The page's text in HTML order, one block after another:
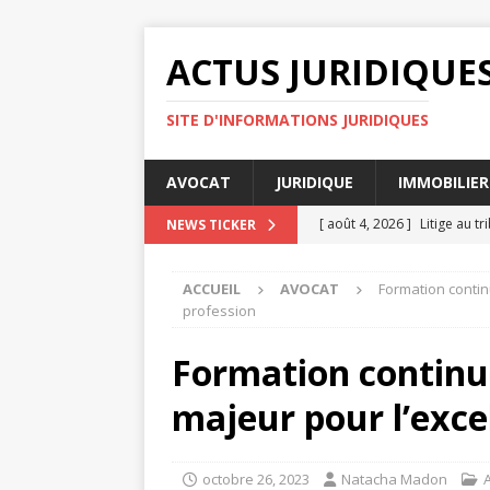
ACTUS
SITE D'INFORMATIONS JURIDIQUES
AVOCAT JURIDIQUE IMMOBILIER
NEWS TICKER [ août 4, 2026 ] Litige au
[ août 2, 2026 ] Principes
[ août 7, 2026 ] Les
ACCUEIL AVOCAT
Formation
profession
Formation
majeur pour
octobre 26, 2023 Natacha Madon